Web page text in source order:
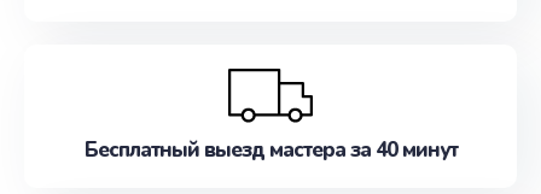
Бесплатный выезд мастера за 40 минут